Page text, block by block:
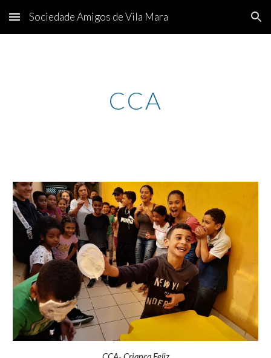
Skip to main content Skip to navigation
Sociedade Amigos de Vila Mara
CCA